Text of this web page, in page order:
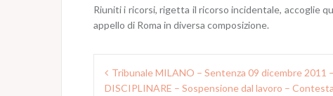
Riuniti i ricorsi, rigetta il ricorso incidentale, accoglie
appello di Roma in diversa composizione.
Tribunale MILANO – Sentenza 09 dicembre 2011
DISCIPLINARE – Sospensione dal lavoro –